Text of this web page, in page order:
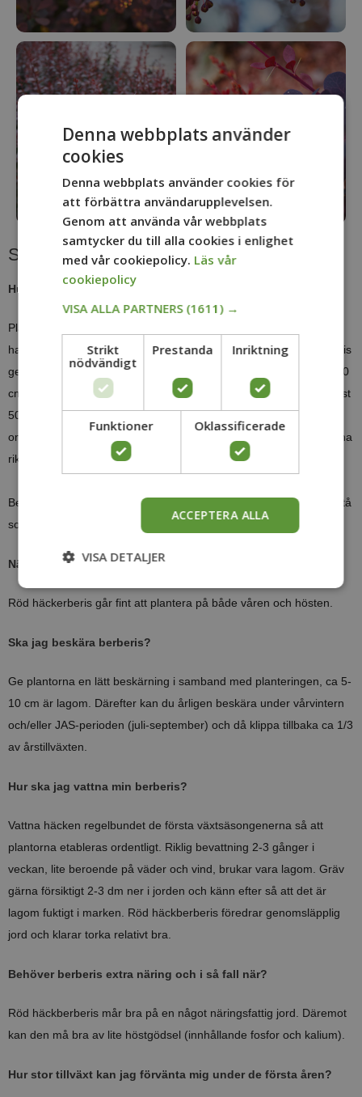
Skötselråd röd häckberberis
Hur ska jag plantera berberis?
Plantera så snart som möjligt efter leverans och se till att rötterna
har fått ordentligt med vatten innan de hamnar i jorden, exempelvis
genom att blötlägga dem en stund innan. Häckdiket bör vara ca 50
cm brett och lika djupt. Det är också bra att jordförbättra med minst
50% ny planteringsjord. Plantera plantorna i samma höjd som
omgivande mark, stammarna ska således vara fria från jord. Vattna
rikligt i samband med planteringen.
Berberis är anspråkslös och klarar de flesta jordar men vill helst stå
soligt.
När ska jag plantera berberis?
Röd häckerberis går fint att plantera på både våren och hösten.
Ska jag beskära berberis?
Ge plantorna en lätt beskärning i samband med planteringen, ca 5-
10 cm är lagom. Därefter kan du årligen beskära under vårvintern
och/eller JAS-perioden (juli-september) och då klippa tillbaka ca 1/3
av årstillväxten.
Hur ska jag vattna min berberis?
Vattna häcken regelbundet de första växtsäsongenerna så att
plantorna etableras ordentligt. Riklig bevattning 2-3 gånger i
veckan, lite beroende på väder och vind, brukar vara lagom. Gräv
gärna försiktigt 2-3 dm ner i jorden och känn efter så att det är
lagom fuktigt i marken. Röd häckberberis föredrar genomsläpplig
jord och klarar torka relativt bra.
Behöver berberis extra näring och i så fall när?
Röd häckberberis mår bra på en något näringsfattig jord. Däremot
kan den må bra av lite höstgödsel (innhållande fosfor och kalium).
Hur stor tillväxt kan jag förvänta mig under de första åren?
Denna webbplats använder
cookies
Denna webbplats använder cookies för
att förbättra användarupplevelsen.
Genom att använda vår webbplats
samtycker du till alla cookies i enlighet
med vår cookiepolicy. Läs vår
cookiepolicy
VISA ALLA PARTNERS (1611) →
Strikt
nödvändigt
Prestanda Inriktning
Funktioner Oklassificerade
ACCEPTERA ALLA
VISA DETALJER